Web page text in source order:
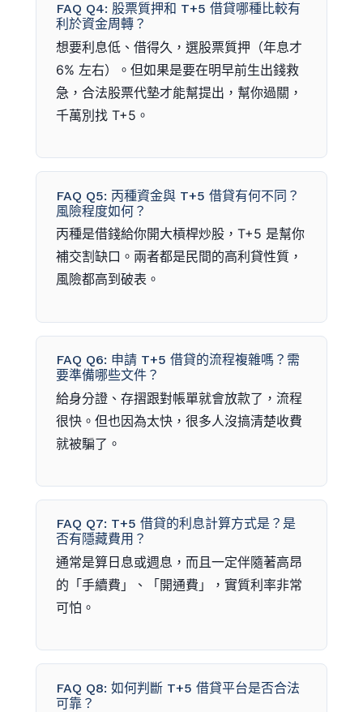
FAQ Q4: 股票質押和 T+5 借貸哪種比較有
利於資金周轉？
想要利息低、借得久，選股票質押（年息才
6% 左右）。但如果是要在明早前生出錢救
急，合法股票代墊才能幫提出，幫你過關，
千萬別找 T+5。
FAQ Q5: 丙種資金與 T+5 借貸有何不同？
風險程度如何？
丙種是借錢給你開大槓桿炒股，T+5 是幫你
補交割缺口。兩者都是民間的高利貸性質，
風險都高到破表。
FAQ Q6: 申請 T+5 借貸的流程複雜嗎？需
要準備哪些文件？
給身分證、存摺跟對帳單就會放款了，流程
很快。但也因為太快，很多人沒搞清楚收費
就被騙了。
FAQ Q7: T+5 借貸的利息計算方式是？是
否有隱藏費用？
通常是算日息或週息，而且一定伴隨著高昂
的「手續費」、「開通費」，實質利率非常
可怕。
FAQ Q8: 如何判斷 T+5 借貸平台是否合法
可靠？